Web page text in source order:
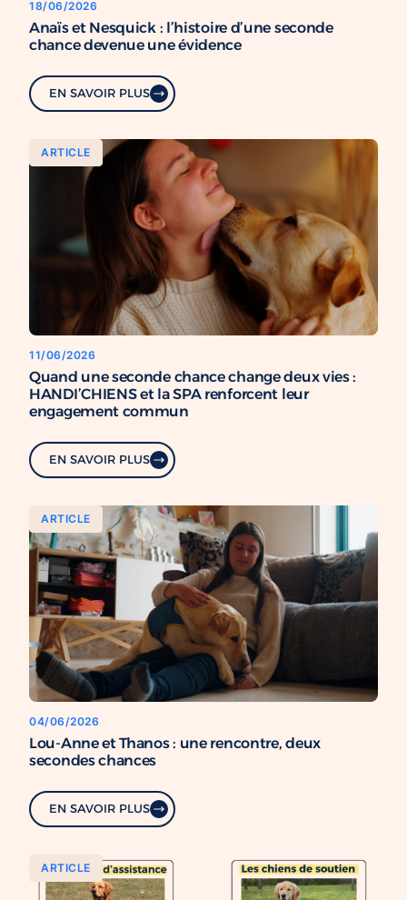
18/06/2026
Anaïs et Nesquick : l’histoire d’une seconde
chance devenue une évidence
EN SAVOIR PLUS
ARTICLE
11/06/2026
Quand une seconde chance change deux vies :
HANDI’CHIENS et la SPA renforcent leur
engagement commun
EN SAVOIR PLUS
ARTICLE
04/06/2026
Lou-Anne et Thanos : une rencontre, deux
secondes chances
EN SAVOIR PLUS
ARTICLE